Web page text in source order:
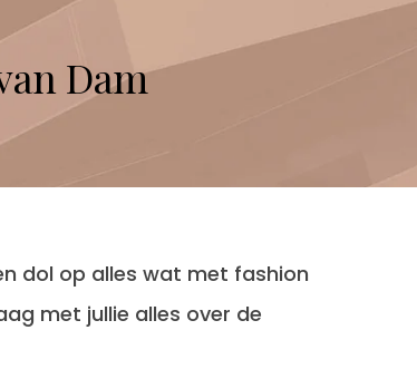
Dam
dol op alles wat met fashion
met jullie alles over de